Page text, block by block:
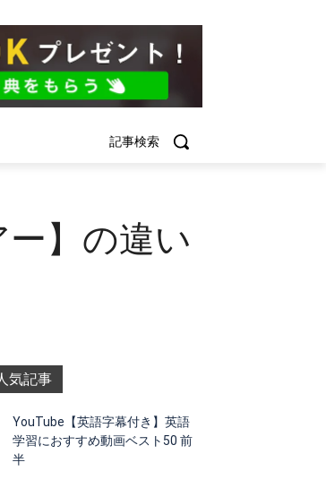
記事検索
】の違い
気記事
YouTube【英語字幕付き】英語
学習におすすめ動画ベスト50 前
半